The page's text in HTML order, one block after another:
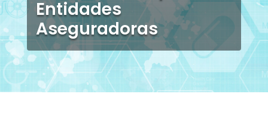
Entidades
Aseguradoras